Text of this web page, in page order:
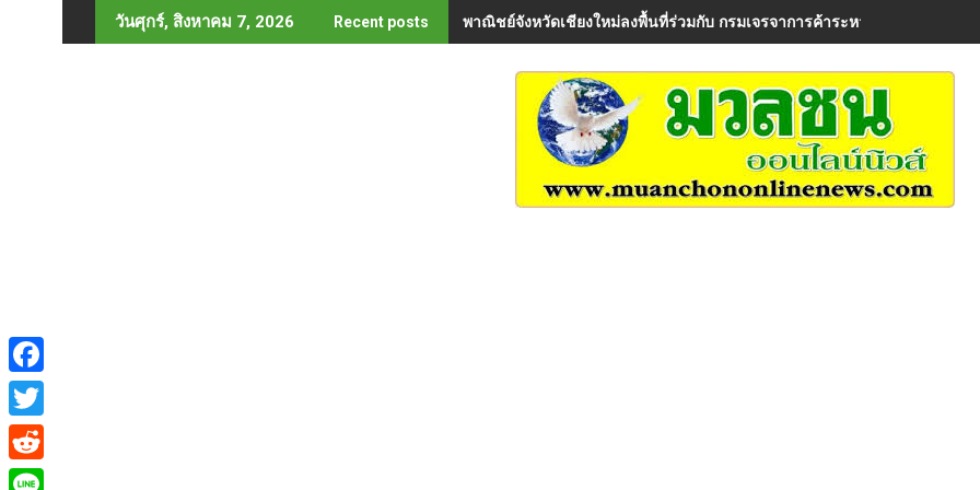
to
วันศุกร์, สิงหาคม 7, 2026 Recent posts พาณิชย์จังหวัดเชียงใหม่ลงพื้นที่ร่วมกับ กรมเจรจาการค้าระหว่างประเทศ เพื่อ
F
a
c
T
w
R